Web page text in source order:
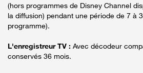
(hors programmes de Disney Channel
la diffusion) pendant une période de 7 à
programme).
L'enregistreur TV : Avec décodeur
conservés 36 mois.